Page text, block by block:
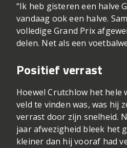
“Ik heb gisteren een halve
vandaag ook een halve.
volledige Grand Prix
delen. Net als een
Positief verrast
Hoewel Crutchlow het hele
veld te vinden was, was hij
verrast door zijn snelheid.
jaar afwezigheid bleek het
kleiner dan hij vooraf had